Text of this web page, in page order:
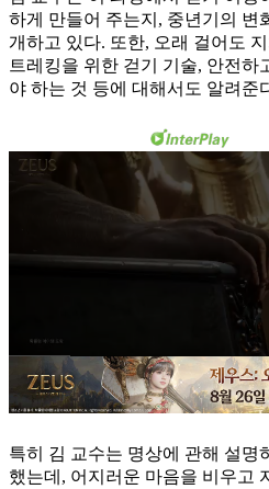
하게 만들어 주는지, 중년기의 변
개하고 있다. 또한, 오래 걸어도
트레킹을 위한 걷기 기술, 안전하
야 하는 것 등에 대해서도 알려준
특히 김 교수는 명상에 관해 설명
했는데, 어지러운 마음을 비우고